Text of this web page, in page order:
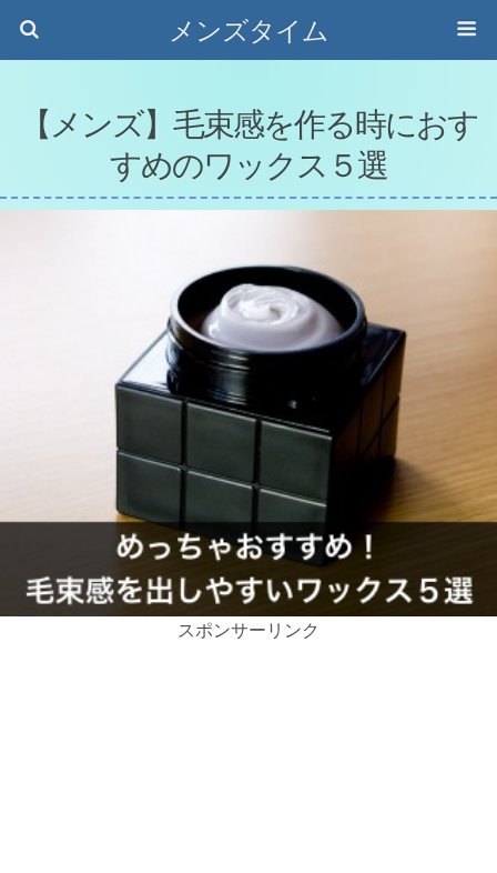
メンズタイム
【メンズ】毛束感を作る時におす
すめのワックス５選
スポンサーリンク